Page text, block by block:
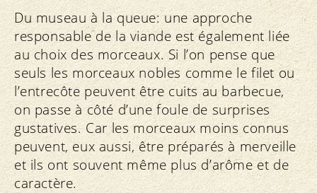
Du museau à la queue: une approche
responsable de la viande est également liée
au choix des morceaux. Si l’on pense que
seuls les morceaux nobles comme le filet ou
l’entrecôte peuvent être cuits au barbecue,
on passe à côté d’une foule de surprises
gustatives. Car les morceaux moins connus
peuvent, eux aussi, être préparés à merveille
et ils ont souvent même plus d’arôme et de
caractère.